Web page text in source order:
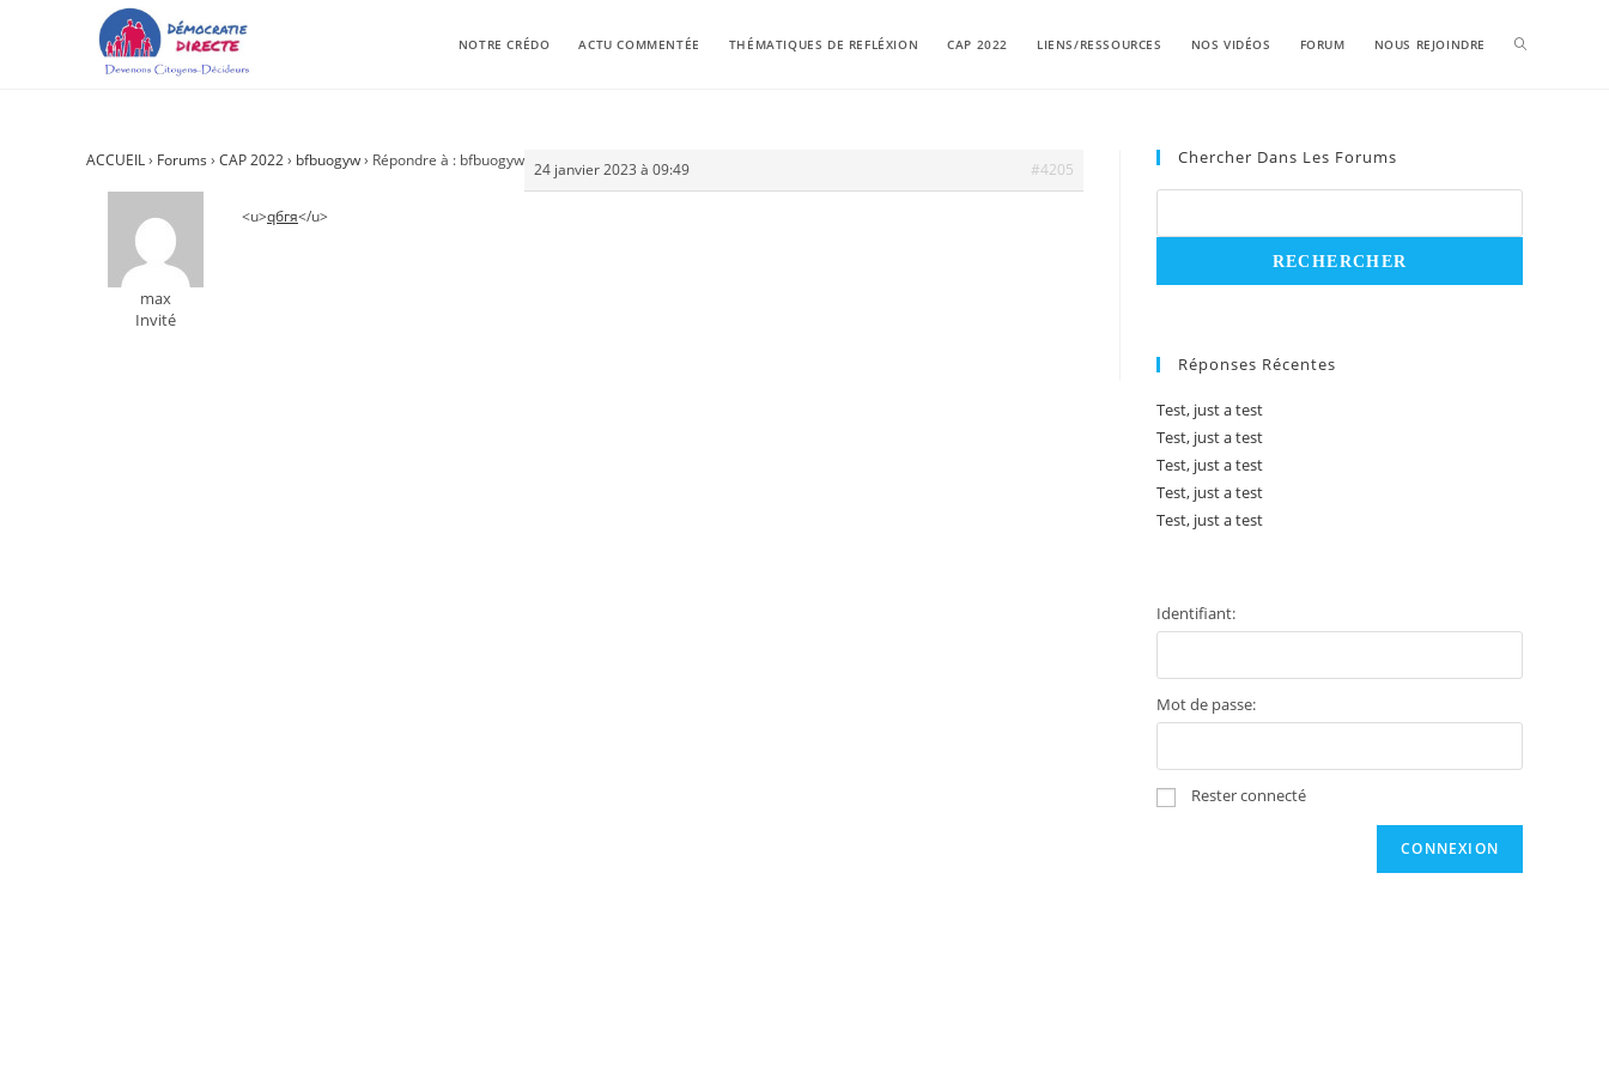
NOTRE CRÉDO ACTU COMMENTÉE THÉMATIQUES DE REFLÉXION CAP 2022 LIENS/RESSOURCES NOS VIDÉOS FORUM NOUS REJOINDRE
ACCUEIL› Forums › CAP 2022› bfbuogyw› Répondre à : bfbuogyw 24 janvier 2023 à 09:49 #4205
max
Invité
<u>qбгя</u>
Chercher Dans Les Forums
Réponses Récentes
Test, just a test
Test, just a test
Test, just a test
Test, just a test
Test, just a test
Identifiant:
Mot de passe:
Rester connecté
CONNEXION